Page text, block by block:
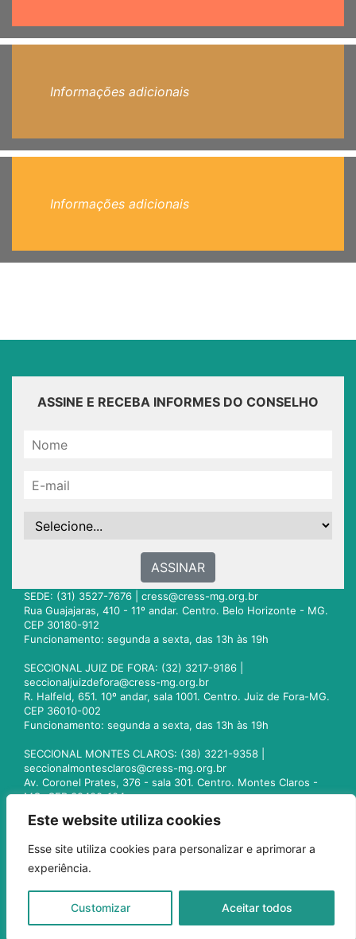
Este website utiliza cookies
Esse site utiliza cookies para personalizar e aprimorar a
experiência.
Customizar Aceitar todos
Informações adicionais
Informações adicionais
ASSINE E RECEBA INFORMES DO CONSELHO
ASSINAR
SEDE: (31) 3527-7676 | cress@cress-mg.org.br
Rua Guajajaras, 410 - 11º andar. Centro. Belo Horizonte - MG.
CEP 30180-912
Funcionamento: segunda a sexta, das 13h às 19h
SECCIONAL JUIZ DE FORA: (32) 3217-9186 |
seccionaljuizdefora@cress-mg.org.br
R. Halfeld, 651. 10º andar, sala 1001. Centro. Juiz de Fora-MG.
CEP 36010-002
Funcionamento: segunda a sexta, das 13h às 19h
SECCIONAL MONTES CLAROS: (38) 3221-9358 |
seccionalmontesclaros@cress-mg.org.br
Av. Coronel Prates, 376 - sala 301. Centro. Montes Claros -
MG. CEP 39400-104
seccionaluberlandia@cress-mg.org.br
Av. Afonso Pena, 547 - sala 101. Uberlândia - MG. CEP